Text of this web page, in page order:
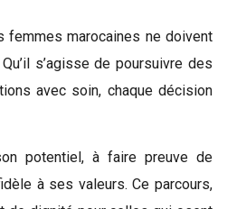
femmes marocaines ne doivent
s’agisse de poursuivre des
avec soin, chaque décision
potentiel, à faire preuve de
à ses valeurs. Ce parcours,